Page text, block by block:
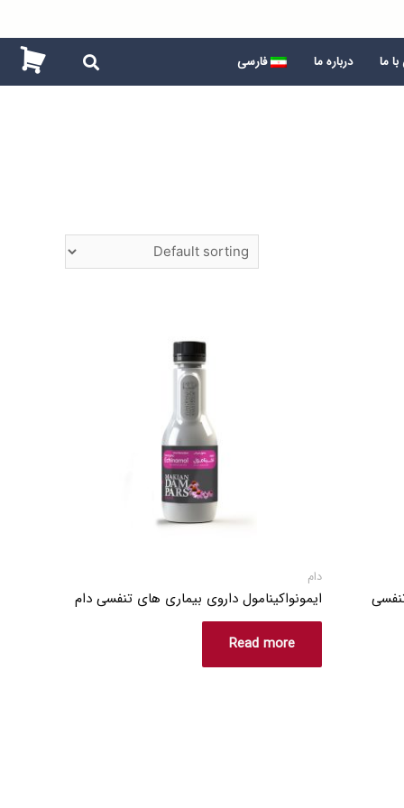
ما درباره ما فارسی
دام
ایمونواکینامول داروی بیماری های تنفسی دام
Read more